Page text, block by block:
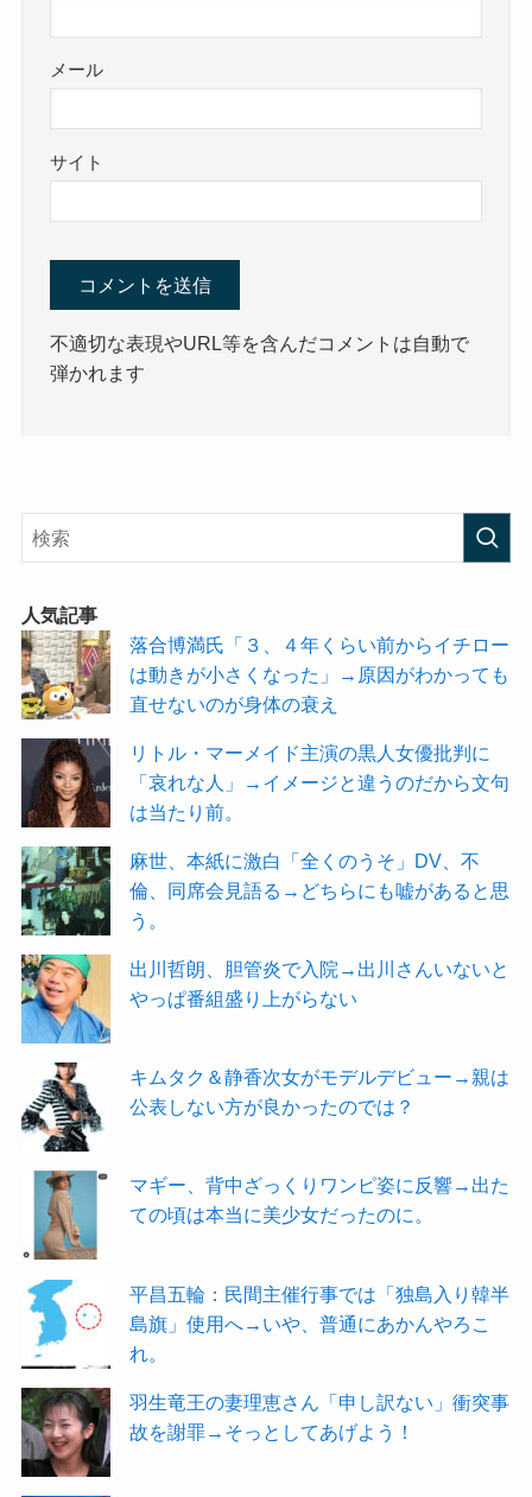
メール
サイト
不適切な表現やURL等を含んだコメントは自動で
弾かれます
人気記事
落合博満氏「３、４年くらい前からイチロー
は動きが小さくなった」→原因がわかっても
直せないのが身体の衰え
リトル・マーメイド主演の黒人女優批判に
「哀れな人」→イメージと違うのだから文句
は当たり前。
麻世、本紙に激白「全くのうそ」DV、不
倫、同席会見語る→どちらにも嘘があると思
う。
出川哲朗、胆管炎で入院→出川さんいないと
やっぱ番組盛り上がらない
キムタク＆静香次女がモデルデビュー→親は
公表しない方が良かったのでは？
マギー、背中ざっくりワンピ姿に反響→出た
ての頃は本当に美少女だったのに。
平昌五輪：民間主催行事では「独島入り韓半
島旗」使用へ→いや、普通にあかんやろこ
れ。
羽生竜王の妻理恵さん「申し訳ない」衝突事
故を謝罪→そっとしてあげよう！